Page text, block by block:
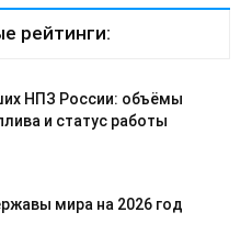
рейтинги:
НПЗ России: объёмы
и статус работы
мира на 2026 год